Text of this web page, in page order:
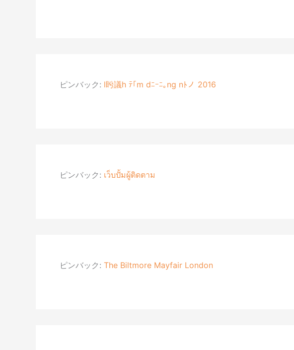
ピンバック: l盻議h ﾃ｢m dﾆｰﾆ｡ng nﾄノ 2016
ピンバック: เว็บปั้มผู้ติดตาม
ピンバック: The Biltmore Mayfair London